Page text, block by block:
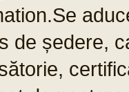
de ședere,